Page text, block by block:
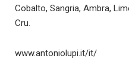
Cobalto, Sangria, Ambra,
Cru.
www.antoniolupi.it/it/